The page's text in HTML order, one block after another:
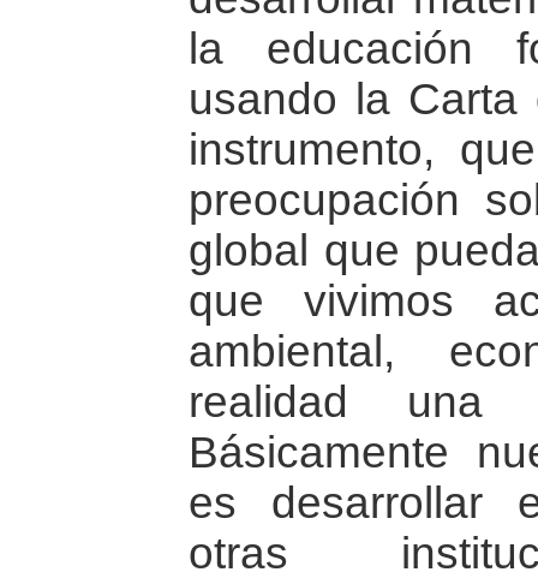
la educación
usando la
instrumento,
preocupación
global que
que vivimos
ambiental,
realidad una
Básicamente
es desarrollar
otras